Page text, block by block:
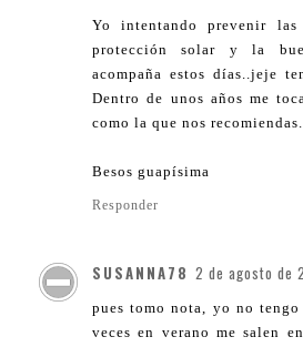
Yo intentando prevenir las
protección solar y la
acompaña estos días..jeje
Dentro de unos años me
como la que nos recomiendas.
Besos guapísima
Responder
SUSANNA78 2 de agosto de
pues tomo nota, yo no
veces en verano me salen